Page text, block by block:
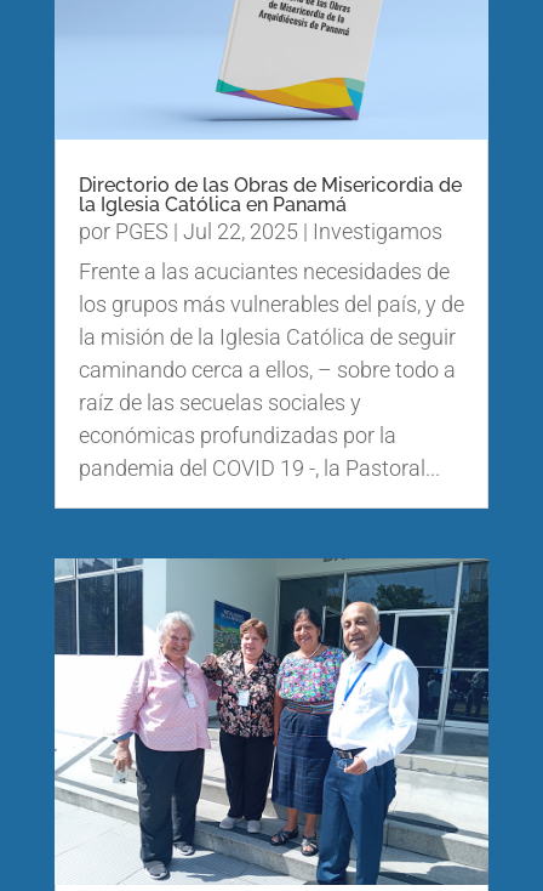
Directorio de las Obras de Misericordia de
la Iglesia Católica en Panamá
por PGES | Jul 22, 2025| Investigamos
Frente a las acuciantes necesidades de
los grupos más vulnerables del país, y de
la misión de la Iglesia Católica de seguir
caminando cerca a ellos, – sobre todo a
raíz de las secuelas sociales y
económicas profundizadas por la
pandemia del COVID 19 -, la Pastoral...